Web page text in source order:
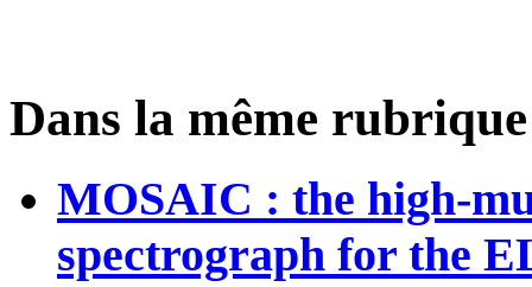
Dans la même rubrique
MOSAIC : the high-
spectrograph for the